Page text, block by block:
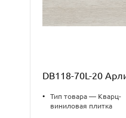
DB118-70L-20
•
Тип товара — Кварц-
виниловая плитка